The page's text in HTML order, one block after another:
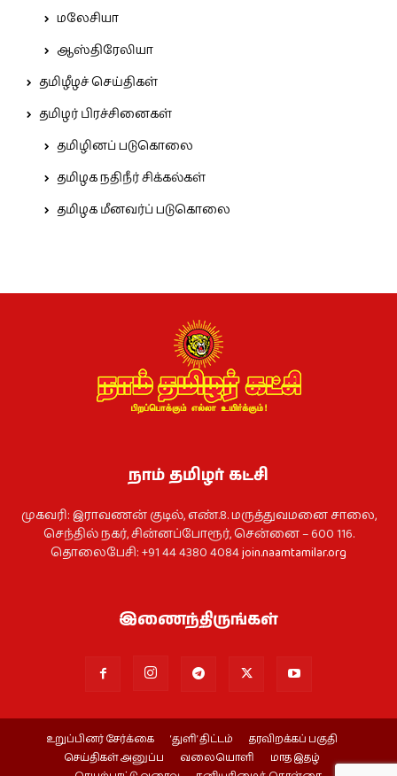
மலேசியா
ஆஸ்திரேலியா
தமிழீழச் செய்திகள்
தமிழர் பிரச்சினைகள்
தமிழினப் படுகொலை
தமிழக நதிநீர் சிக்கல்கள்
தமிழக மீனவர்ப் படுகொலை
நாம் தமிழர் கட்சி
முகவரி: இராவணன் குடில், எண்.8. மருத்துவமனை சாலை,
செந்தில் நகர், சின்னப்போரூர், சென்னை – 600 116.
தொலைபேசி: +91 44 4380 4084join.naamtamilar.org
இணைந்திருங்கள்
உறுப்பினர் சேர்க்கை ‘துளி’ திட்டம்
தரவிறக்கப் பகுதி
செய்திகள் அனுப்ப
வலையொளி
மாத இதழ்